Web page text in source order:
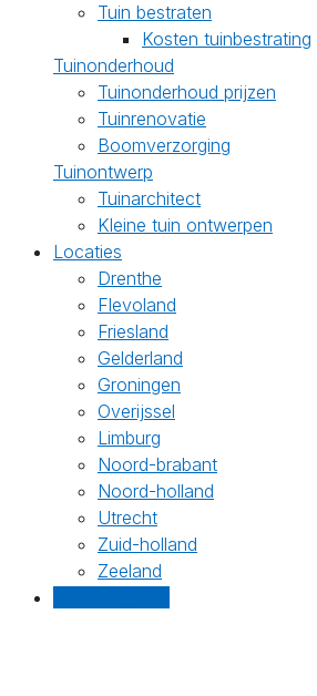
Tuin bestraten
Kosten tuinbestrating
Tuinonderhoud
Tuinonderhoud prijzen
Tuinrenovatie
Boomverzorging
Tuinontwerp
Tuinarchitect
Kleine tuin ontwerpen
Locaties
Drenthe
Flevoland
Friesland
Gelderland
Groningen
Overijssel
Limburg
Noord-brabant
Noord-holland
Utrecht
Zuid-holland
Zeeland